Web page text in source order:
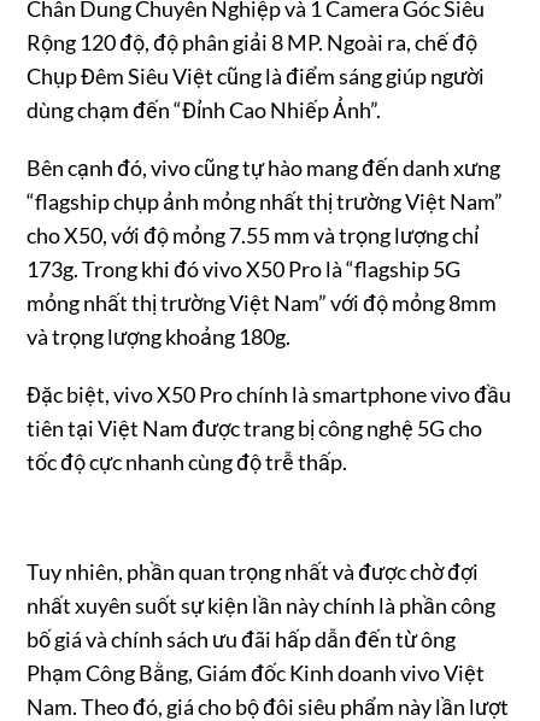
Chân Dung Chuyên Nghiệp và 1 Camera Góc Siêu
Rộng 120 độ, độ phân giải 8 MP. Ngoài ra, chế độ
Chụp Đêm Siêu Việt cũng là điểm sáng giúp người
dùng chạm đến “Đỉnh Cao Nhiếp Ảnh”.
Bên cạnh đó, vivo cũng tự hào mang đến danh xưng
“flagship chụp ảnh mỏng nhất thị trường Việt Nam”
cho X50, với độ mỏng 7.55 mm và trọng lượng chỉ
173g. Trong khi đó vivo X50 Pro là “flagship 5G
mỏng nhất thị trường Việt Nam” với độ mỏng 8mm
và trọng lượng khoảng 180g.
Đặc biệt, vivo X50 Pro chính là smartphone vivo đầu
tiên tại Việt Nam được trang bị công nghệ 5G cho
tốc độ cực nhanh cùng độ trễ thấp.
Tuy nhiên, phần quan trọng nhất và được chờ đợi
nhất xuyên suốt sự kiện lần này chính là phần công
bố giá và chính sách ưu đãi hấp dẫn đến từ ông
Phạm Công Bằng, Giám đốc Kinh doanh vivo Việt
Nam. Theo đó, giá cho bộ đôi siêu phẩm này lần lượt